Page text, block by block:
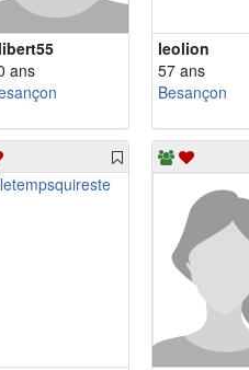
ans
leolion
57 ans
Besançon